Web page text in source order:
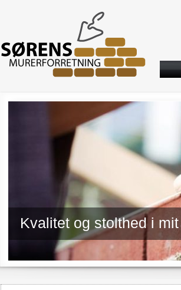
Kvalitet og stolthed i